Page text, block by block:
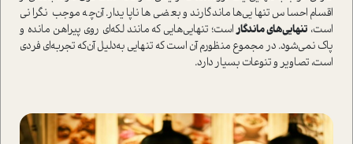
اقسام احساس تنهایی‌ها ماندگارند و بعضی‌ها ناپایدار. آن‌چه موجب نگرانی
ا‌ست، تنهایی‌های ماندگارا‌ست؛ تنهایی‌هایی که مانند لکه‌ای روی پیراهن مانده و
پاک نمی‌شود. در مجموع منظورم آن ا‌ست که تنهایی به‌دلیل آن‌که تجربه‌ای فردی
ا‌ست، تصاویر و تنوعات بسیار دارد.